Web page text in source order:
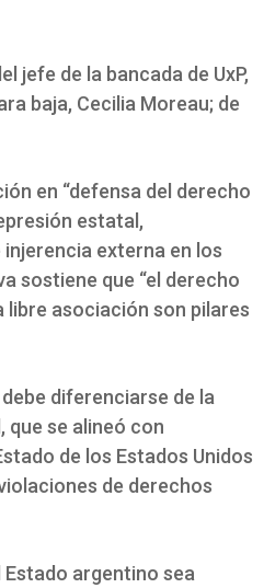
jefe de la bancada de UxP,
baja, Cecilia Moreau; de
en “defensa del derecho
estatal,
externa en los
sostiene que “el derecho
libre asociación son pilares
diferenciarse de la
que se alineó con
de los Estados Unidos
de derechos
Estado argentino sea